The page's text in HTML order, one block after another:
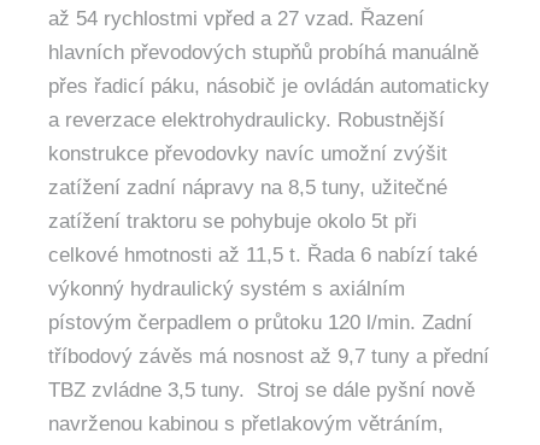
až 54 rychlostmi vpřed a 27 vzad. Řazení
hlavních převodových stupňů probíhá manuálně
přes řadicí páku, násobič je ovládán automaticky
a reverzace elektrohydraulicky. Robustnější
konstrukce převodovky navíc umožní zvýšit
zatížení zadní nápravy na 8,5 tuny, užitečné
zatížení traktoru se pohybuje okolo 5t při
celkové hmotnosti až 11,5 t. Řada 6 nabízí také
výkonný hydraulický systém s axiálním
pístovým čerpadlem o průtoku 120 l/min. Zadní
tříbodový závěs má nosnost až 9,7 tuny a přední
TBZ zvládne 3,5 tuny. Stroj se dále pyšní nově
navrženou kabinou s přetlakovým větráním,